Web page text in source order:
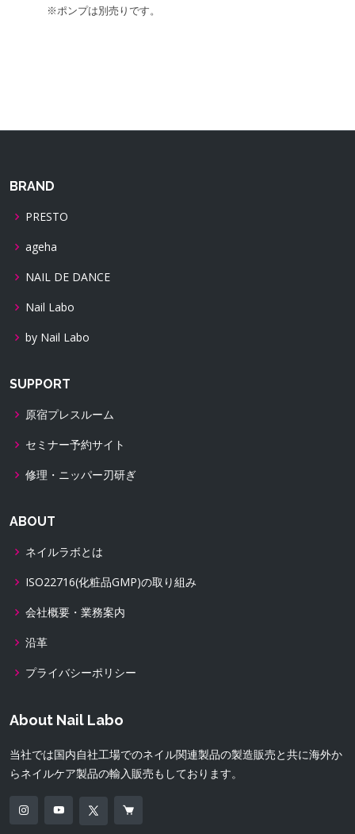
※ポンプは別売りです。
BRAND
PRESTO
ageha
NAIL DE DANCE
Nail Labo
by Nail Labo
SUPPORT
原宿プレスルーム
セミナー予約サイト
修理・ニッパー刃研ぎ
ABOUT
ネイルラボとは
ISO22716(化粧品GMP)の取り組み
会社概要・業務案内
沿革
プライバシーポリシー
About Nail Labo
当社では国内自社工場でのネイル関連製品の製造販売と共に海外か
らネイルケア製品の輸入販売もしております。